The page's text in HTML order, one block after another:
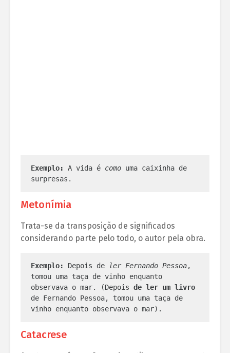
Exemplo: A vida é como uma caixinha de
surpresas.
Metonímia
Trata-se da transposição de significados
considerando parte pelo todo, o autor pela obra.
Exemplo: Depois de ler Fernando Pessoa,
tomou uma taça de vinho enquanto
observava o mar. (Depois de ler um livro
de Fernando Pessoa, tomou uma taça de
vinho enquanto observava o mar).
Catacrese